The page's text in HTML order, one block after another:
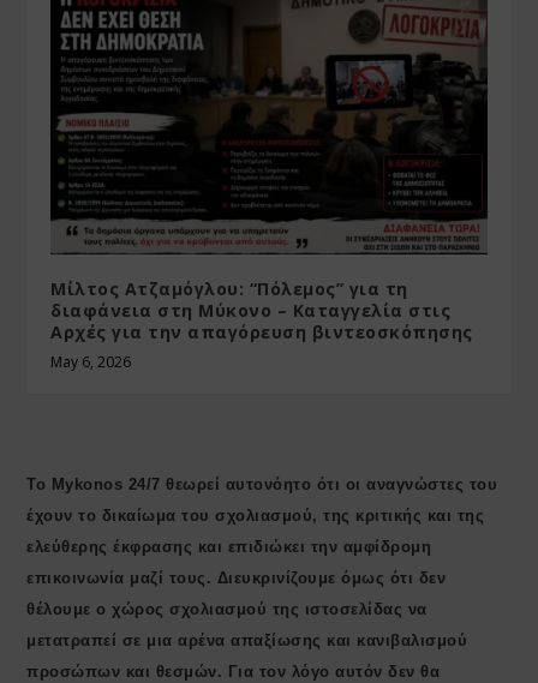
Μίλτος Ατζαμόγλου: “Πόλεμος” για τη
διαφάνεια στη Μύκονο – Καταγγελία στις
Αρχές για την απαγόρευση βιντεοσκόπησης
May 6, 2026
Το Mykonos 24/7 θεωρεί αυτονόητο ότι οι αναγνώστες του
έχουν το δικαίωμα του σχολιασμού, της κριτικής και της
ελεύθερης έκφρασης και επιδιώκει την αμφίδρομη
επικοινωνία μαζί τους. Διευκρινίζουμε όμως ότι δεν
θέλουμε ο χώρος σχολιασμού της ιστοσελίδας να
μετατραπεί σε μια αρένα απαξίωσης και κανιβαλισμού
προσώπων και θεσμών. Για τον λόγο αυτόν δεν θα